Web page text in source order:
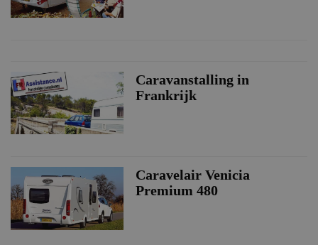
Caravanstalling in
Frankrijk
Caravelair Venicia
Premium 480